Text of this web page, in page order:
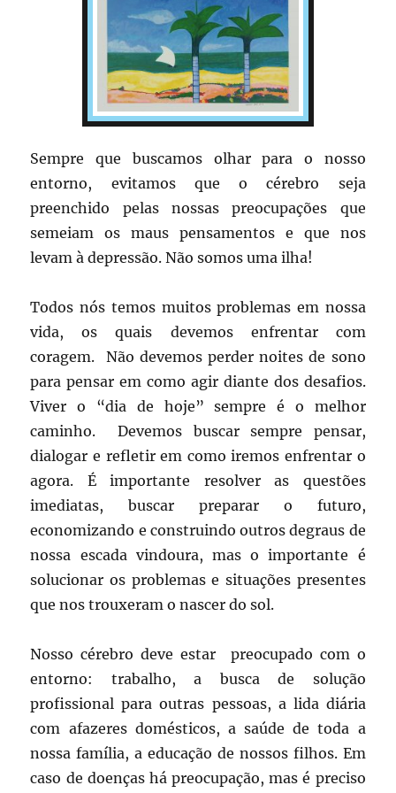
Sempre que buscamos olhar para o nosso
entorno, evitamos que o cérebro seja
preenchido pelas nossas preocupações que
semeiam os maus pensamentos e que nos
levam à depressão. Não somos uma ilha!
Todos nós temos muitos problemas em nossa
vida, os quais devemos enfrentar com
coragem. Não devemos perder noites de sono
para pensar em como agir diante dos desafios.
Viver o “dia de hoje” sempre é o melhor
caminho. Devemos buscar sempre pensar,
dialogar e refletir em como iremos enfrentar o
agora. É importante resolver as questões
imediatas, buscar preparar o futuro,
economizando e construindo outros degraus de
nossa escada vindoura, mas o importante é
solucionar os problemas e situações presentes
que nos trouxeram o nascer do sol.
Nosso cérebro deve estar preocupado com o
entorno: trabalho, a busca de solução
profissional para outras pessoas, a lida diária
com afazeres domésticos, a saúde de toda a
nossa família, a educação de nossos filhos. Em
caso de doenças há preocupação, mas é preciso